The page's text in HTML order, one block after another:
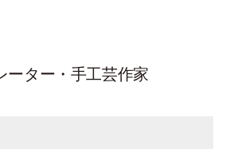
ーター・手工芸作家